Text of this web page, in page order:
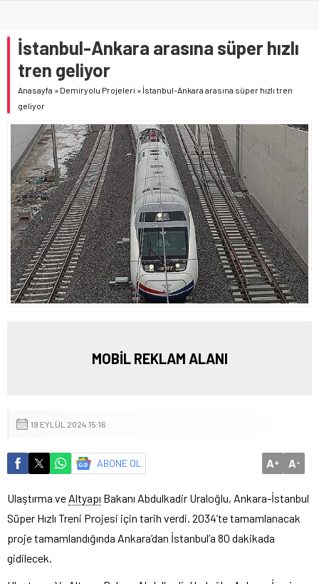
İstanbul-Ankara arasına süper hızlı
tren geliyor
Anasayfa » Demiryolu Projeleri » İstanbul-Ankara arasına süper hızlı tren
geliyor
MOBİL REKLAM ALANI
19 EYLÜL 2024 15:16
ABONE OL A+ A-
Ulaştırma ve Altyapı Bakanı Abdulkadir Uraloğlu, Ankara-İstanbul
Süper Hızlı Treni Projesi için tarih verdi. 2034’te tamamlanacak
proje tamamlandığında Ankara’dan İstanbul’a 80 dakikada
gidilecek.